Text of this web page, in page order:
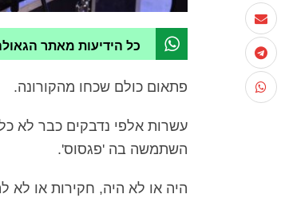
כל הידיעות מאתר
פתאום כולם שכחו מהקורונה.
עשרות אלפי נדבקים כבר לא
השתמשה בה 'פגסוס'.
היה או לא היה, חקירות או לא